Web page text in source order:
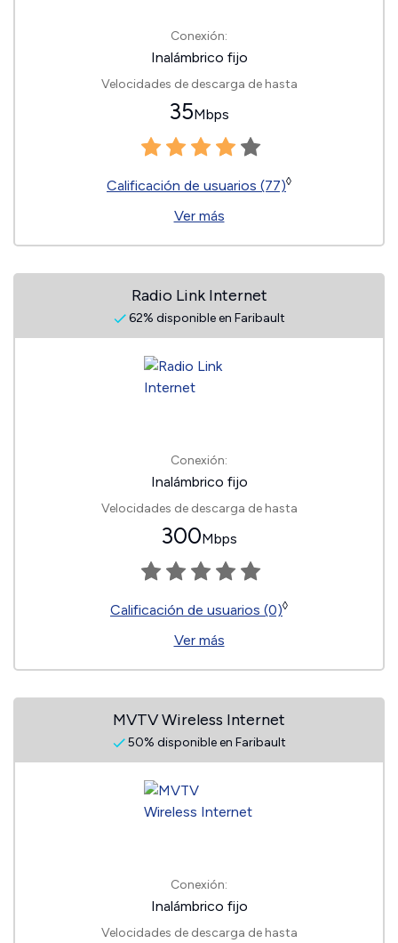
Conexión:
Inalámbrico fijo
Velocidades de descarga de hasta
35Mbps
Calificación de usuarios (77)◊
Ver más
Radio Link Internet
62% disponible en Faribault
Conexión:
Inalámbrico fijo
Velocidades de descarga de hasta
300Mbps
Calificación de usuarios (0)◊
Ver más
MVTV Wireless Internet
50% disponible en Faribault
Conexión:
Inalámbrico fijo
Velocidades de descarga de hasta